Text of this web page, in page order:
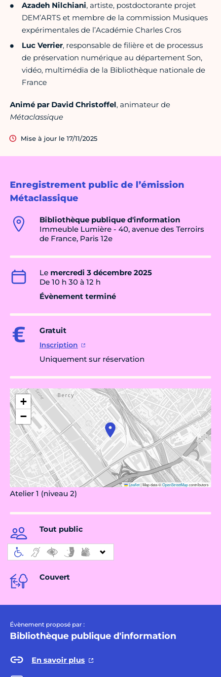
Enregistrement public de l’émission
Métaclassique
Bibliothèque publique d'information
Immeuble Lumière - 40, avenue des Terroirs
de France, Paris 12e
Le mercredi 3 décembre 2025
De 10 h 30 à 12 h
Évènement terminé
Gratuit
Inscription
Uniquement sur réservation
+
−
Leaflet|Map data ©OpenStreetMapcontributors
Atelier 1 (niveau 2)
Tout public
Couvert
Évènement proposé par :
Bibliothèque publique d'information
En savoir plus
Azadeh Nilchiani, artiste, postdoctorante projet
DEM’ARTS et membre de la commission Musiques
expérimentales de l’Académie Charles Cros
Luc Verrier, responsable de filière et de processus
de préservation numérique au département Son,
vidéo, multimédia de la Bibliothèque nationale de
France
Animé par David Christoffel, animateur de
Métaclassique
Mise à jour le 17/11/2025